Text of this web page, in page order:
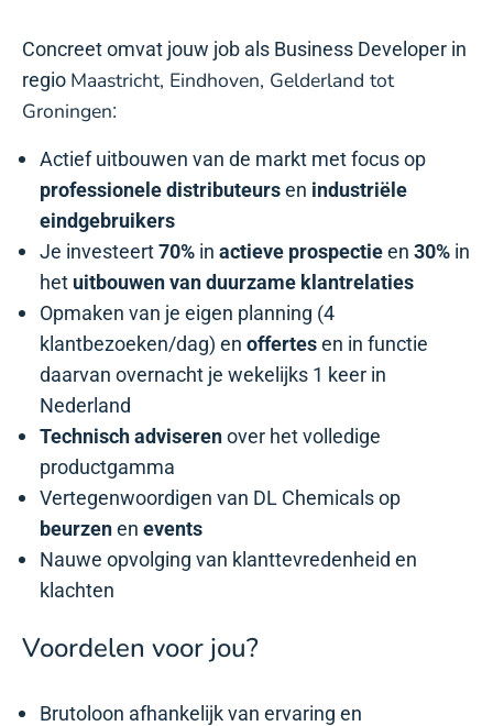
Concreet omvat jouw job als Business Developer in
regio Maastricht, Eindhoven, Gelderland tot
Groningen:
Actief uitbouwen van de markt met focus op
professionele distributeurs en industriële
eindgebruikers
Je investeert 70% in actieve prospectie en 30% in
het uitbouwen van duurzame klantrelaties
Opmaken van je eigen planning (4
klantbezoeken/dag) en offertes en in functie
daarvan overnacht je wekelijks 1 keer in
Nederland
Technisch adviseren over het volledige
productgamma
Vertegenwoordigen van DL Chemicals op
beurzen en events
Nauwe opvolging van klanttevredenheid en
klachten
Voordelen voor jou?
Brutoloon afhankelijk van ervaring en